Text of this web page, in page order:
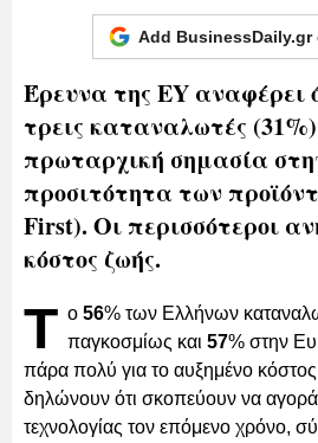
Add BusinessDaily.gr
Έρευνα της EY αναφέρει
τρεις καταναλωτές
πρωταρχική σημασία
προσιτότητα των
First). Οι περισσότεροι
κόστος ζωής.
Τ ο 56% των Ελλήνων
παγκοσμίως και 57% στην
πάρα πολύ για το αυξημένο
δηλώνουν ότι σκοπεύουν να
τεχνολογίας τον επόμενο χρόνο,